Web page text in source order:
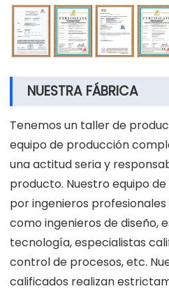
NUESTRA FÁBRICA
Tenemos un taller de
equipo de producción
una actitud seria y
producto. Nuestro equipo
por ingenieros
como ingenieros de diseño,
tecnología, especialistas
control de procesos, etc.
calificados realizan